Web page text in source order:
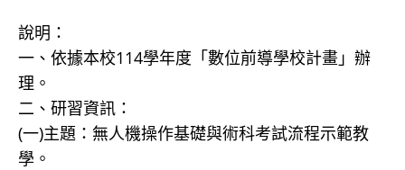
說明：
一、依據本校114學年度「數位前導學校計畫」辦
理。
二、研習資訊：
(一)主題：無人機操作基礎與術科考試流程示範教
學。